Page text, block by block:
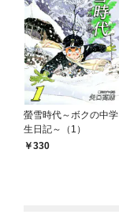
螢雪時代～ボクの中学
生日記～（1）
330